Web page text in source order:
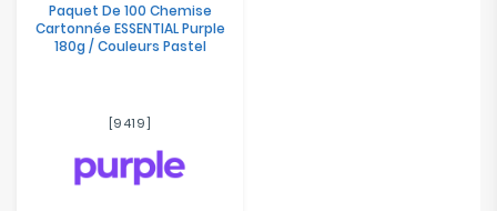
Paquet De 100 Chemise
Cartonnée ESSENTIAL Purple
180g / Couleurs Pastel
[9419]